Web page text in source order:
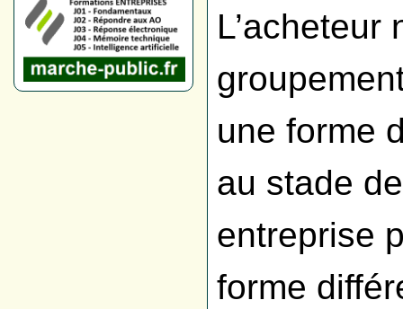
une forme
au stade
entreprise
forme